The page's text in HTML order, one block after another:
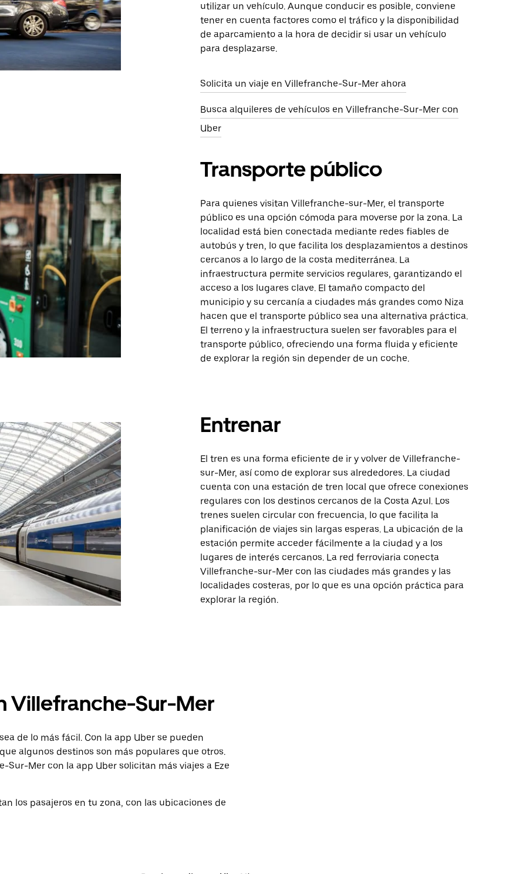
utilizar un vehículo. Aunque conducir es posible, conviene
tener en cuenta factores como el tráfico y la disponibilidad
de aparcamiento a la hora de decidir si usar un vehículo
para desplazarse.
Solicita un viaje en Villefranche-Sur-Mer ahora
Busca alquileres de vehículos en Villefranche-Sur-Mer con
Uber
Transporte público
Para quienes visitan Villefranche-sur-Mer, el transporte
público es una opción cómoda para moverse por la zona. La
localidad está bien conectada mediante redes fiables de
autobús y tren, lo que facilita los desplazamientos a destinos
cercanos a lo largo de la costa mediterránea. La
infraestructura permite servicios regulares, garantizando el
acceso a los lugares clave. El tamaño compacto del
municipio y su cercanía a ciudades más grandes como Niza
hacen que el transporte público sea una alternativa práctica.
El terreno y la infraestructura suelen ser favorables para el
transporte público, ofreciendo una forma fluida y eficiente
de explorar la región sin depender de un coche.
Entrenar
El tren es una forma eficiente de ir y volver de Villefranche-
sur-Mer, así como de explorar sus alrededores. La ciudad
cuenta con una estación de tren local que ofrece conexiones
regulares con los destinos cercanos de la Costa Azul. Los
trenes suelen circular con frecuencia, lo que facilita la
planificación de viajes sin largas esperas. La ubicación de la
estación permite acceder fácilmente a la ciudad y a los
lugares de interés cercanos. La red ferroviaria conecta
Villefranche-sur-Mer con las ciudades más grandes y las
localidades costeras, por lo que es una opción práctica para
explorar la región.
Villefranche-Sur-Mer
de lo más fácil. Con la app Uber se pueden
algunos destinos son más populares que otros.
Sur-Mer con la app Uber solicitan más viajes a Eze
los pasajeros en tu zona, con las ubicaciones de